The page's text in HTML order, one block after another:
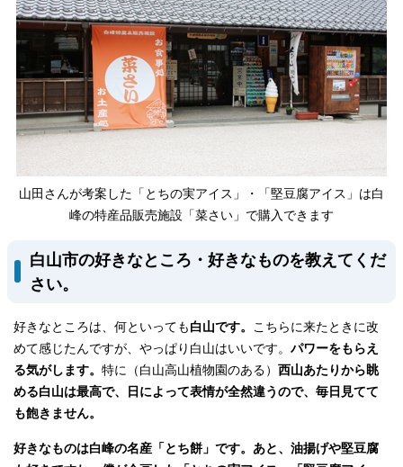
山田さんが考案した「とちの実アイス」・「堅豆腐アイス」は白
峰の特産品販売施設「菜さい」で購入できます
白山市の好きなところ・好きなものを教えてくだ
さい。
好きなところは、何といっても 白山です。
こちらに来たときに改
めて感じたんですが、やっぱり白山はいいです。 パワーをもらえ
る気がします。 特に（白山高山植物園のある） 西山あたりから眺
める白山は最高で、日によって表情が全然違うので、毎日見てて
も飽きません。
好きなものは白峰の名産「とち餅」です。あと、油揚げや堅豆腐